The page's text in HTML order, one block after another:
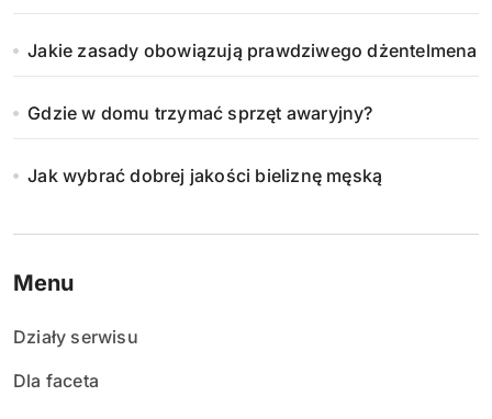
Jakie zasady obowiązują prawdziwego dżentelmena
Gdzie w domu trzymać sprzęt awaryjny?
Jak wybrać dobrej jakości bieliznę męską
Menu
Działy serwisu
Dla faceta